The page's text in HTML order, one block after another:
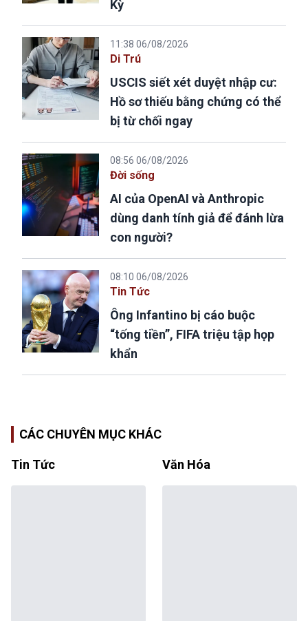
Kỳ
11:38 06/08/2026
Di Trú
USCIS siết xét duyệt nhập cư:
Hồ sơ thiếu bằng chứng có thể
bị từ chối ngay
08:56 06/08/2026
Đời sống
AI của OpenAI và Anthropic
dùng danh tính giả để đánh lừa
con người?
08:10 06/08/2026
Tin Tức
Ông Infantino bị cáo buộc
“tống tiền”, FIFA triệu tập họp
khẩn
CÁC CHUYÊN MỤC KHÁC
Tin Tức Văn Hóa